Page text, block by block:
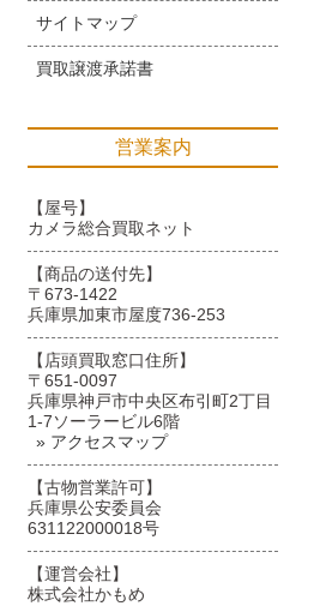
サイトマップ
買取譲渡承諾書
営業案内
【屋号】
カメラ総合買取ネット
【商品の送付先】
〒673-1422
兵庫県加東市屋度736-253
【店頭買取窓口住所】
〒651-0097
兵庫県神戸市中央区布引町2丁目
1-7ソーラービル6階
» アクセスマップ
【古物営業許可】
兵庫県公安委員会
631122000018号
【運営会社】
株式会社かもめ